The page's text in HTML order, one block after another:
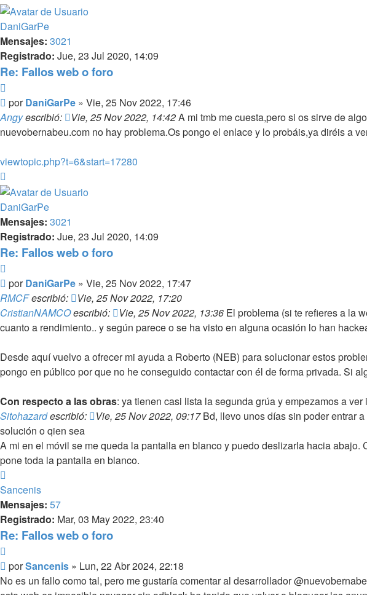
DaniGarPe
Mensajes: 3021
Registrado: Jue, 23 Jul 2020, 14:09
Re: Fallos web o foro
Mensaje
porDaniGarPe » Vie, 25 Nov 2022, 17:46
Angyescribió: Vie, 25 Nov 2022, 14:42A mi tmb me cuesta,pero si os sirve de
nuevobernabeu.com no hay problema.Os pongo el enlace y lo probáis,ya diréis a
viewtopic.php?t=6&start=17280
DaniGarPe
Mensajes: 3021
Registrado: Jue, 23 Jul 2020, 14:09
Re: Fallos web o foro
Mensaje
porDaniGarPe » Vie, 25 Nov 2022, 17:47
RMCFescribió:
Vie, 25 Nov 2022, 17:20
CristianNAMCOescribió: Vie, 25 Nov 2022, 13:36 El problema (si te refieres a la
cuanto a rendimiento.. y según parece o se ha visto en alguna ocasión lo han
Desde aquí vuelvo a ofrecer mi ayuda a Roberto (NEB) para solucionar estos
pongo en público por que no he conseguido contactar con él de forma privada. Si
Con respecto a las obras: ya tienen casi lista la segunda grúa y empezamos a
Sitohazardescribió: Vie, 25 Nov 2022, 09:17Bd, llevo unos días sin poder entrar
solución o qien sea
A mi en el móvil se me queda la pantalla en blanco y puedo deslizarla hacia
pone toda la pantalla en blanco.
Sancenis
Mensajes: 57
Registrado: Mar, 03 May 2022, 23:40
Re: Fallos web o foro
Mensaje
porSancenis » Lun, 22 Abr 2024, 22:18
No es un fallo como tal, pero me gustaría comentar al desarrollador